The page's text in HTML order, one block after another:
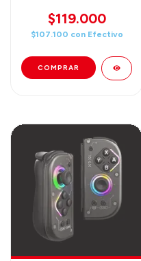
$119.000
$107.100 con Efectivo